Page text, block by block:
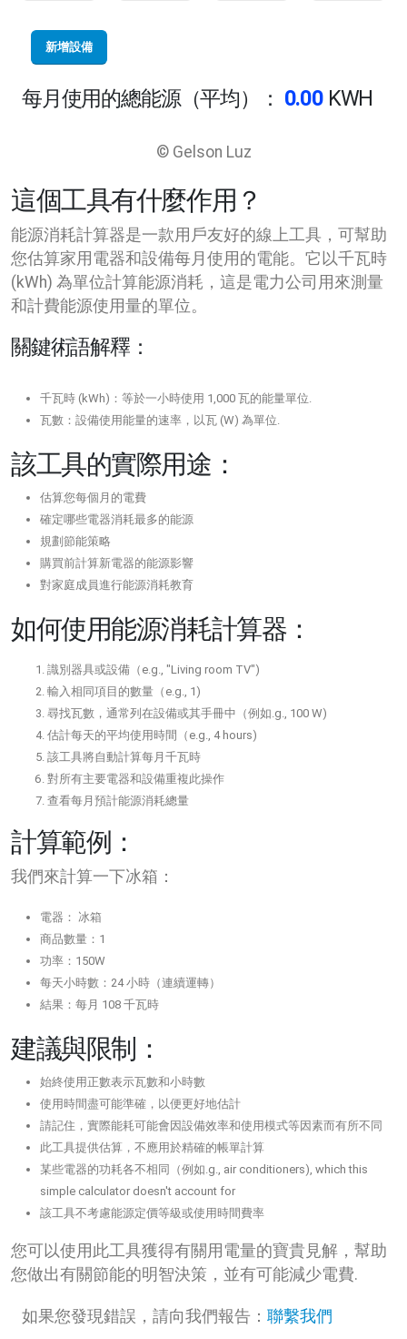
新增設備
每月使用的總能源（平均）： 0.00KWH
© Gelson Luz
這個工具有什麼作用？
能源消耗計算器是一款用戶友好的線上工具，可幫助
您估算家用電器和設備每月使用的電能。它以千瓦時
(kWh) 為單位計算能源消耗，這是電力公司用來測量
和計費能源使用量的單位。
關鍵術語解釋：
千瓦時 (kWh)：等於一小時使用 1,000 瓦的能量單位.
瓦數：設備使用能量的速率，以瓦 (W) 為單位.
該工具的實際用途：
估算您每個月的電費
確定哪些電器消耗最多的能源
規劃節能策略
購買前計算新電器的能源影響
對家庭成員進行能源消耗教育
如何使用能源消耗計算器：
識別器具或設備（e.g., "Living room TV")
輸入相同項目的數量（e.g., 1)
尋找瓦數，通常列在設備或其手冊中（例如.g., 100 W)
估計每天的平均使用時間（e.g., 4 hours)
該工具將自動計算每月千瓦時
對所有主要電器和設備重複此操作
查看每月預計能源消耗總量
計算範例：
我們來計算一下冰箱：
電器： 冰箱
商品數量：1
功率：150W
每天小時數：24 小時（連續運轉）
結果：每月 108 千瓦時
建議與限制：
始終使用正數表示瓦數和小時數
使用時間盡可能準確，以便更好地估計
請記住，實際能耗可能會因設備效率和使用模式等因素而有所不同
此工具提供估算，不應用於精確的帳單計算
某些電器的功耗各不相同（例如.g., air conditioners), which this
simple calculator doesn't account for
該工具不考慮能源定價等級或使用時​​間費率
您可以使用此工具獲得有關用電量的寶貴見解，幫助
您做出有關節能的明智決策，並有可能減少電費.
如果您發現錯誤，請向我們報告： 聯繫我們